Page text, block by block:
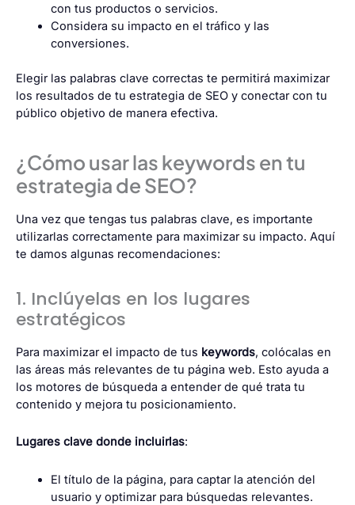
con tus productos o servicios.
Considera su impacto en el tráfico y las
conversiones.
Elegir las palabras clave correctas te permitirá maximizar
los resultados de tu estrategia de SEO y conectar con tu
público objetivo de manera efectiva.
¿Cómo usar las keywords en tu
estrategia de SEO?
Una vez que tengas tus palabras clave, es importante
utilizarlas correctamente para maximizar su impacto. Aquí
te damos algunas recomendaciones:
1. Inclúyelas en los lugares
estratégicos
Para maximizar el impacto de tus keywords, colócalas en
las áreas más relevantes de tu página web. Esto ayuda a
los motores de búsqueda a entender de qué trata tu
contenido y mejora tu posicionamiento.
Lugares clave donde incluirlas:
El título de la página, para captar la atención del
usuario y optimizar para búsquedas relevantes.